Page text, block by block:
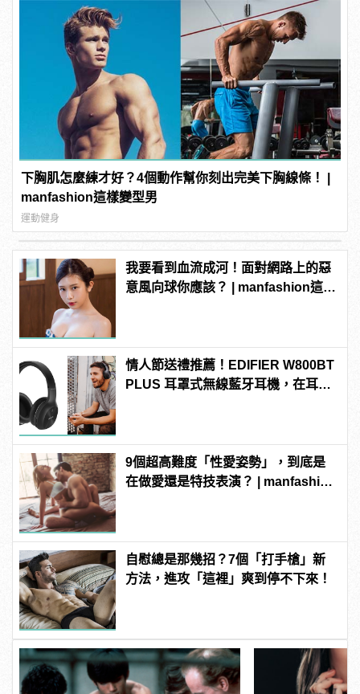
下胸肌怎麼練才好？4個動作幫你刻出完美下胸線條！ |
manfashion這樣變型男
運動健身
我要看到血流成河！面對網路上的惡
意風向球你應該？ | manfashion這樣
情人節送禮推薦！EDIFIER W800BT
PLUS 耳罩式無線藍牙耳機，在耳邊
9個超高難度「性愛姿勢」，到底是
在做愛還是特技表演？ | manfashion
自慰總是那幾招？7個「打手槍」新
方法，進攻「這裡」爽到停不下來！